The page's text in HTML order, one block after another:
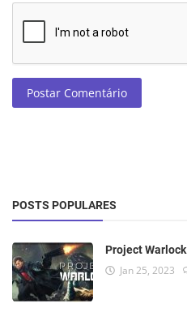
Postar Comentário
POSTS POPULARES
Project Warlock
Jan 25, 2023